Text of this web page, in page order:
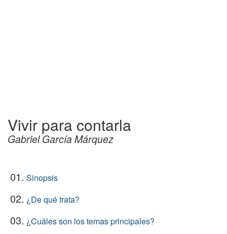
Vivir para contarla
Gabriel García Márquez
01. Sinopsis
02. ¿De qué trata?
03. ¿Cuáles son los temas principales?